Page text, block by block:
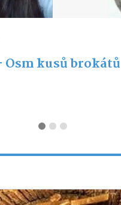
kusů brokátů